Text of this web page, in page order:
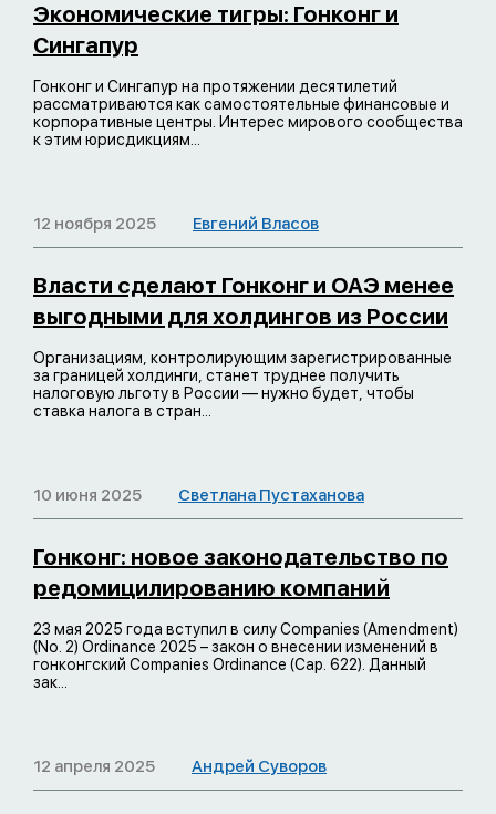
Экономические тигры: Гонконг и
Сингапур
Гонконг и Сингапур на протяжении десятилетий
рассматриваются как самостоятельные финансовые и
корпоративные центры. Интерес мирового сообщества
к этим юрисдикциям...
12 ноября 2025 Евгений Власов
Власти сделают Гонконг и ОАЭ менее
выгодными для холдингов из России
Организациям, контролирующим зарегистрированные
за границей холдинги, станет труднее получить
налоговую льготу в России — нужно будет, чтобы
ставка налога в стран...
10 июня 2025 Светлана Пустаханова
Гонконг: новое законодательство по
редомицилированию компаний
23 мая 2025 года вступил в силу Companies (Amendment)
(No. 2) Ordinance 2025 – закон о внесении изменений в
гонконгский Companies Ordinance (Cap. 622). Данный
зак...
12 апреля 2025 Андрей Суворов